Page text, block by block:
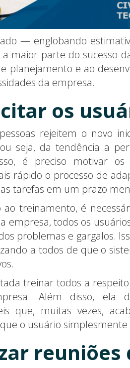
— englobando
maior parte do sucesso
planejamento e ao
da empresa.
os
rejeitem o novo
seja, da tendência a
é preciso motivar
rápido o processo de
tarefas em um prazo
ao treinamento, é
empresa, todos os
problemas e gargalos.
a todos de que o
treinar todos a
Além disso, ela
que, muitas vezes,
o usuário simplesmente
reuniões